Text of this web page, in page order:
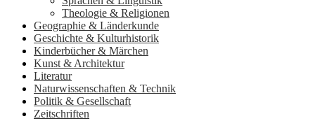
Theologie & Religionen
Geographie & Länderkunde
Geschichte & Kulturhistorik
Kinderbücher & Märchen
Kunst & Architektur
Literatur
Naturwissenschaften & Technik
Politik & Gesellschaft
Zeitschriften